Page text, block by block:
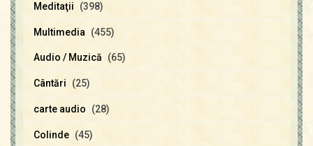
Meditaţii (398)
Multimedia (455)
Audio / Muzică (65)
Cântări (25)
carte audio (28)
Colinde (45)